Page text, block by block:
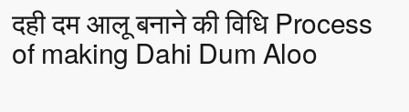
दही दम आलू बनाने की विधि Process
of making Dahi Dum Aloo